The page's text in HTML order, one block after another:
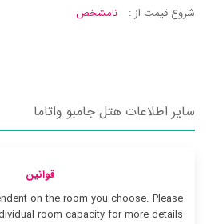
شروع قیمت از :
نامشخص
سایر اطلاعات هتل جامبو واتاما
قوانین
on the room you choose. Please
room capacity for more details.